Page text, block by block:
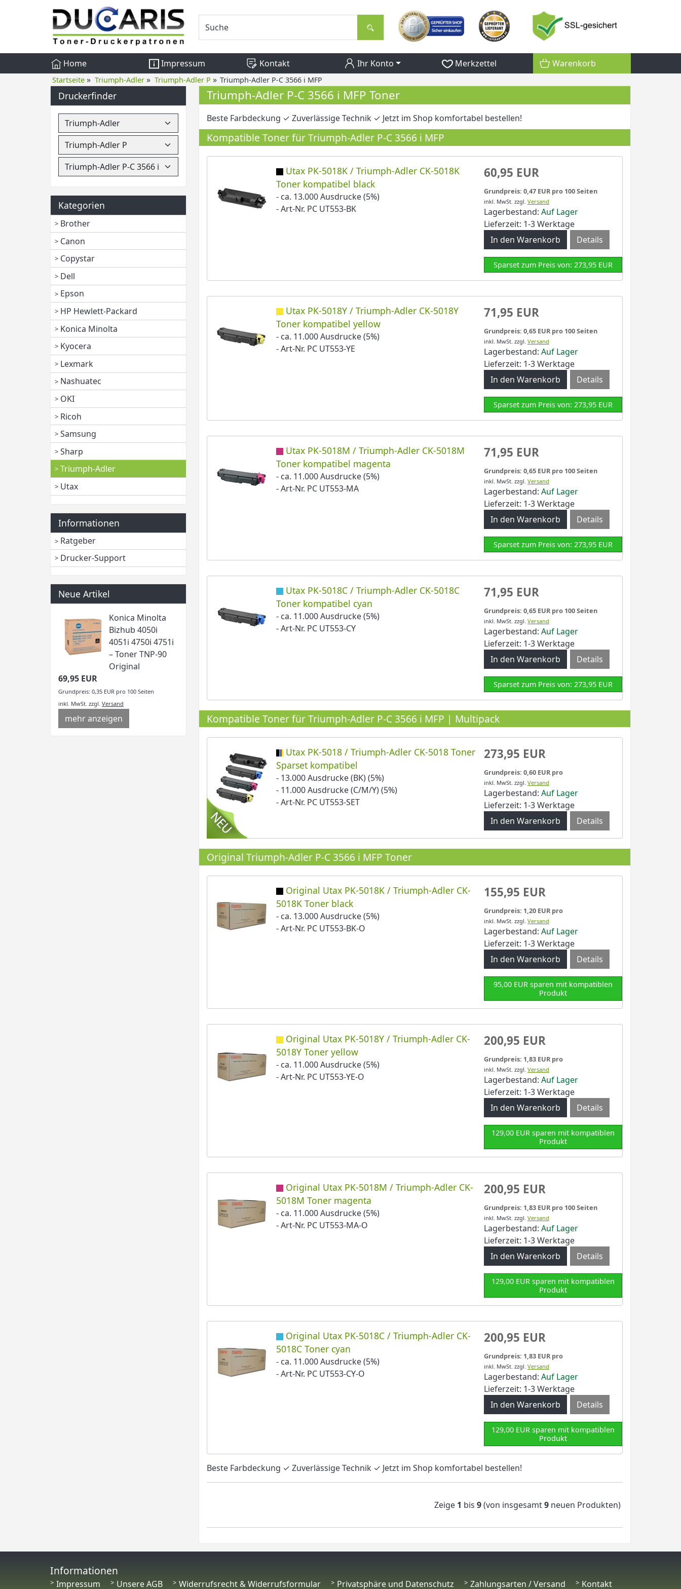
Home Impressum Kontakt Ihr Konto Merkzettel Warenkorb
Startseite » Triumph-Adler » Triumph-Adler P » Triumph-Adler P-C 3566 i MFP
Druckerfinder
Kategorien
Brother
Canon
Copystar
Dell
Epson
HP Hewlett-Packard
Konica Minolta
Kyocera
Lexmark
Nashuatec
OKI
Ricoh
Samsung
Sharp
Triumph-Adler
Utax
Informationen
Ratgeber
Drucker-Support
Neue Artikel
Konica Minolta
Bizhub 4050i
4051i 4750i 4751i
– Toner TNP-90
Original
69,95 EUR
Grundpreis: 0,35 EUR pro 100 Seiten
inkl. MwSt. zzgl. Versand
mehr anzeigen
Triumph-Adler P-C 3566 i MFP Toner
Beste Farbdeckung ✓ Zuverlässige Technik ✓ Jetzt im Shop komfortabel bestellen!
Kompatible Toner für Triumph-Adler P-C 3566 i MFP
Utax PK-5018K / Triumph-Adler CK-5018K
Toner kompatibel black
- ca. 13.000 Ausdrucke (5%)
- Art-Nr. PC UT553-BK
60,95 EUR
Grundpreis: 0,47 EUR pro 100 Seiten
inkl. MwSt. zzgl. Versand
Lagerbestand: Auf Lager
Lieferzeit: 1-3 Werktage
Details
Sparset zum Preis von: 273,95 EUR
Utax PK-5018Y / Triumph-Adler CK-5018Y
Toner kompatibel yellow
- ca. 11.000 Ausdrucke (5%)
- Art-Nr. PC UT553-YE
71,95 EUR
Grundpreis: 0,65 EUR pro 100 Seiten
inkl. MwSt. zzgl. Versand
Lagerbestand: Auf Lager
Lieferzeit: 1-3 Werktage
Details
Sparset zum Preis von: 273,95 EUR
Utax PK-5018M / Triumph-Adler CK-5018M
Toner kompatibel magenta
- ca. 11.000 Ausdrucke (5%)
- Art-Nr. PC UT553-MA
71,95 EUR
Grundpreis: 0,65 EUR pro 100 Seiten
inkl. MwSt. zzgl. Versand
Lagerbestand: Auf Lager
Lieferzeit: 1-3 Werktage
Details
Sparset zum Preis von: 273,95 EUR
Utax PK-5018C / Triumph-Adler CK-5018C
Toner kompatibel cyan
- ca. 11.000 Ausdrucke (5%)
- Art-Nr. PC UT553-CY
71,95 EUR
Grundpreis: 0,65 EUR pro 100 Seiten
inkl. MwSt. zzgl. Versand
Lagerbestand: Auf Lager
Lieferzeit: 1-3 Werktage
Details
Sparset zum Preis von: 273,95 EUR
Kompatible Toner für Triumph-Adler P-C 3566 i MFP | Multipack
Utax PK-5018 / Triumph-Adler CK-5018 Toner
Sparset kompatibel
- 13.000 Ausdrucke (BK) (5%)
- 11.000 Ausdrucke (C/M/Y) (5%)
- Art-Nr. PC UT553-SET
273,95 EUR
Grundpreis: 0,60 EUR pro
inkl. MwSt. zzgl. Versand
Lagerbestand: Auf Lager
Lieferzeit: 1-3 Werktage
Details
Original Triumph-Adler P-C 3566 i MFP Toner
Original Utax PK-5018K / Triumph-Adler CK-
5018K Toner black
- ca. 13.000 Ausdrucke (5%)
- Art-Nr. PC UT553-BK-O
155,95 EUR
Grundpreis: 1,20 EUR pro
inkl. MwSt. zzgl. Versand
Lagerbestand: Auf Lager
Lieferzeit: 1-3 Werktage
Details
95,00 EUR sparen mit kompatiblen
Produkt
Original Utax PK-5018Y / Triumph-Adler CK-
5018Y Toner yellow
- ca. 11.000 Ausdrucke (5%)
- Art-Nr. PC UT553-YE-O
200,95 EUR
Grundpreis: 1,83 EUR pro
inkl. MwSt. zzgl. Versand
Lagerbestand: Auf Lager
Lieferzeit: 1-3 Werktage
Details
129,00 EUR sparen mit kompatiblen
Produkt
Original Utax PK-5018M / Triumph-Adler CK-
5018M Toner magenta
- ca. 11.000 Ausdrucke (5%)
- Art-Nr. PC UT553-MA-O
200,95 EUR
Grundpreis: 1,83 EUR pro 100 Seiten
inkl. MwSt. zzgl. Versand
Lagerbestand: Auf Lager
Lieferzeit: 1-3 Werktage
Details
129,00 EUR sparen mit kompatiblen
Produkt
Original Utax PK-5018C / Triumph-Adler CK-
5018C Toner cyan
- ca. 11.000 Ausdrucke (5%)
- Art-Nr. PC UT553-CY-O
200,95 EUR
Grundpreis: 1,83 EUR pro
inkl. MwSt. zzgl. Versand
Lagerbestand: Auf Lager
Lieferzeit: 1-3 Werktage
Details
129,00 EUR sparen mit kompatiblen
Produkt
Beste Farbdeckung ✓ Zuverlässige Technik ✓ Jetzt im Shop komfortabel bestellen!
Zeige 1 bis 9(von insgesamt9 neuen Produkten)
Informationen
Impressum Unsere AGB Widerrufsrecht & Widerrufsformular Privatsphäre und Datenschutz Zahlungsarten / Versand Kontakt